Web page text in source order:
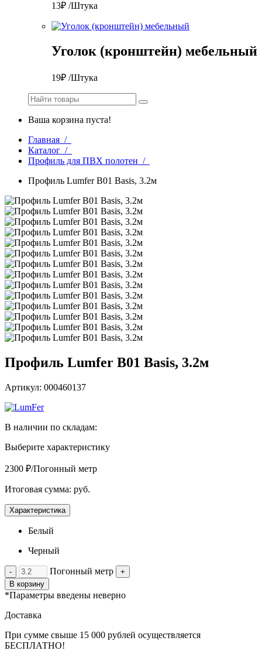
13₽ /Штука
Уголок (кронштейн) мебельный
19₽ /Штука
Ваша корзина пуста!
Главная /
Каталог /
Профиль для ПВХ полотен /
Профиль Lumfer B01 Basis, 3.2м
Профиль Lumfer B01 Basis, 3.2м
Артикул: 000460137
В наличии по складам:
Выберите характеристику
2300 ₽/Погонный метр
Итоговая сумма: руб.
Характеристика
Белый
Черный
- Погонный метр
+
В корзину
*Параметры введены неверно
Доставка
При сумме свыше 15 000 рублей осуществляется
БЕСПЛАТНО!